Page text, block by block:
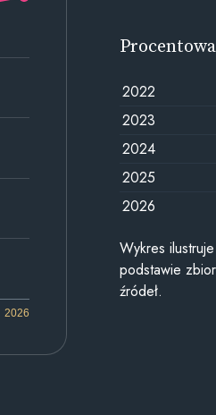
2026
2022
2023
2024
2025
2026
Wykres
podstawie
źródeł.